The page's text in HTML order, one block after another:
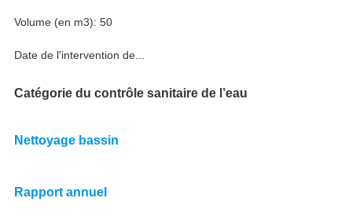
Volume (en m3): 50
Date de l'intervention de...
Catégorie du contrôle sanitaire de l’eau
Nettoyage bassin
Rapport annuel